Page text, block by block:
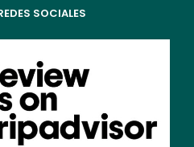
SOCIALES